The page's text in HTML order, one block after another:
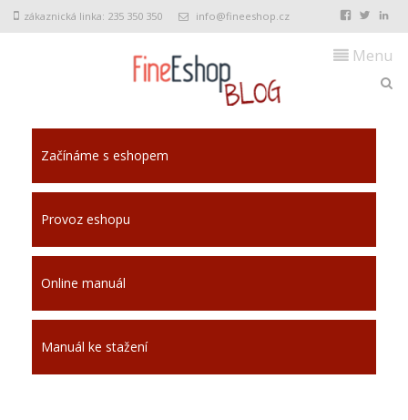
zákaznická linka: 235 350 350 info@fineeshop.cz
Začínáme s eshopem
Provoz eshopu
Online manuál
Manuál ke stažení
Menu